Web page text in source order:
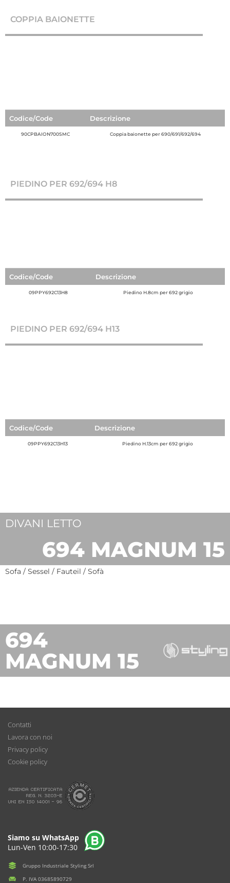
COPPIA BAIONETTE
Codice/Code Descrizione
90CPBAION700SMC Coppia baionette per 690/691/692/694
PIEDINO PER 692/694 H8
Codice/Code Descrizione
09PPY692C13H8 Piedino H.8cm per 692 grigio
PIEDINO PER 692/694 H13
Codice/Code Descrizione
09PPY692C13H13 Piedino H.13cm per 692 grigio
DIVANI LETTO
694 MAGNUM 15
Sofa / Sessel / Fauteil / Sofà
694
MAGNUM 15
Contatti
Lavora con noi
Privacy policy
Cookie policy
Siamo su WhatsApp
Lun-Ven 10:00-17:30
Gruppo Industriale Styling Srl
P. IVA 03685890729